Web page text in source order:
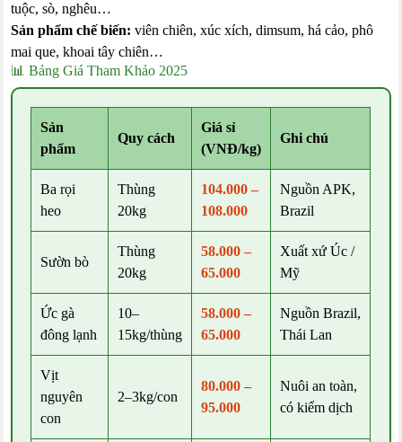
tuộc, sò, nghêu…
Sản phẩm chế biến: viên chiên, xúc xích, dimsum, há cảo, phô
mai que, khoai tây chiên…
📊 Bảng Giá Tham Khảo 2025
Sản
phẩm
Quy cách
Giá sỉ
(VNĐ/kg)
Ghi chú
Ba rọi
heo
Thùng
20kg
104.000 –
108.000
Nguồn APK,
Brazil
Sườn bò
Thùng
20kg
58.000 –
65.000
Xuất xứ Úc /
Mỹ
Ức gà
đông lạnh
10–
15kg/thùng
58.000 –
65.000
Nguồn Brazil,
Thái Lan
Vịt
nguyên
con
2–3kg/con
80.000 –
95.000
Nuôi an toàn,
có kiểm dịch